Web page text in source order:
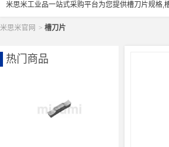
米思米工业品一站式采购平台为您提供槽刀片规格
米思米官网 > 槽刀片
热门商品